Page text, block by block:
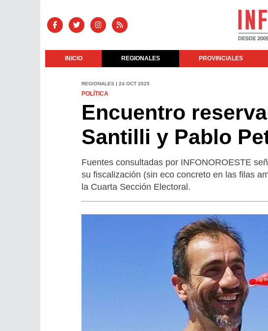
INICIO REGIONALES PROVINCIALES
REGIONALES | 24 OCT 2025
POLÍTICA
Encuentro
Santilli y Pablo
Fuentes consultadas por INFONOROESTE
su fiscalización (sin eco concreto en las filas
la Cuarta Sección Electoral.